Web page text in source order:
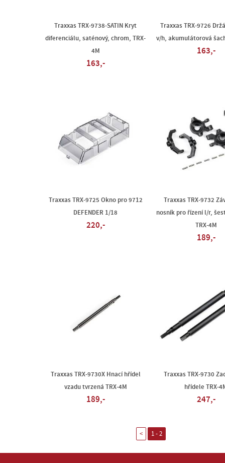
Traxxas TRX-9738-SATIN Kryt
diferenciálu, saténový, chrom, TRX-
4M
163,-
Traxxas TRX-9726
v/h, akumulátorová
163,-
Traxxas TRX-9725 Okno pro 9712
DEFENDER 1/18
220,-
Traxxas TRX-9732
nosník pro řízení l/r,
TRX-4M
189,-
Traxxas TRX-9730X Hnací hřídel
vzadu tvrzená TRX-4M
189,-
Traxxas TRX-9730
hřídele TRX-
247,-
< 1 - 2